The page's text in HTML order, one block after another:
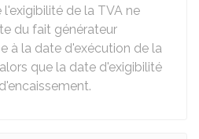
de la TVA ne
du fait générateur
à la date d'exécution de la
que la date d'exigibilité